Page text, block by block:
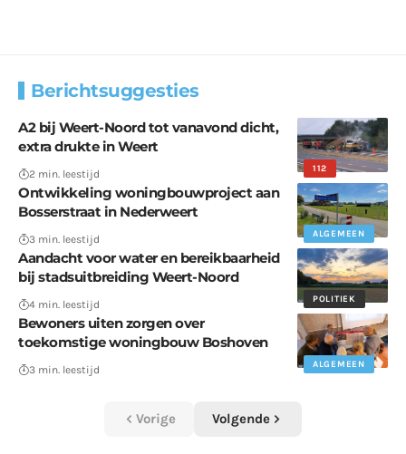
Berichtsuggesties
112
A2 bij Weert-Noord tot vanavond dicht,
extra drukte in Weert
2 min. leestijd
ALGEMEEN
Ontwikkeling woningbouwproject aan
Bosserstraat in Nederweert
3 min. leestijd
POLITIEK
Aandacht voor water en bereikbaarheid
bij stadsuitbreiding Weert-Noord
4 min. leestijd
ALGEMEEN
Bewoners uiten zorgen over
toekomstige woningbouw Boshoven
3 min. leestijd
Vorige Volgende